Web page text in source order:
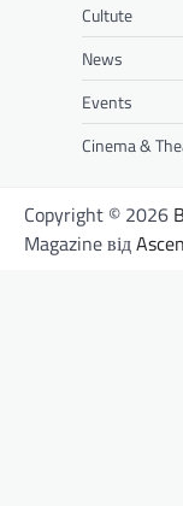
Cultute
News
Events
Cinema &
Copyright © 2026
Magazine від